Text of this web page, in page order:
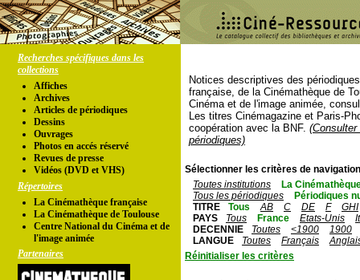
Recherches spécifiques dans les
collections
Affiches
Archives
Articles de périodiques
Dessins
Ouvrages
Photos en accés réservé
Revues de presse
Vidéos (DVD et VHS)
Répertoires
La Cinémathèque française
La Cinémathèque de Toulouse
Centre National du Cinéma et de
l'image animée
Partenaires
Notices descriptives des
française, de la Cinémathèque de
Cinéma et de l'image animée,
Les titres Cinémagazine et Paris-
coopération avec la BNF.
périodiques)
Sélectionner les critères de
Toutes institutions
La
Tous les périodiques
Périodiques
TITRE
Tous AB C DE F
GHI
PAYS
Tous France Etats-Unis
DECENNIE
Toutes <1900
1900
LANGUE
Toutes Français
Réinitialiser les critères